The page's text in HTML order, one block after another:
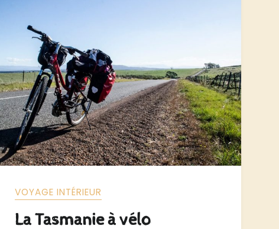
VOYAGE INTÉRIEUR
La Tasmanie à vélo